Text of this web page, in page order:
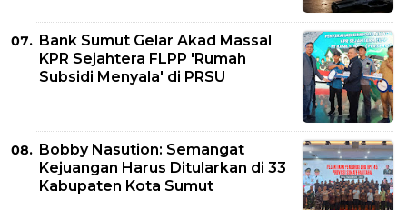
Bank Sumut Gelar Akad Massal
KPR Sejahtera FLPP 'Rumah
Subsidi Menyala' di PRSU
Bobby Nasution: Semangat
Kejuangan Harus Ditularkan di 33
Kabupaten Kota Sumut